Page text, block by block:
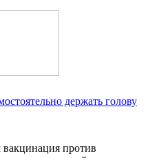
держать голову
против